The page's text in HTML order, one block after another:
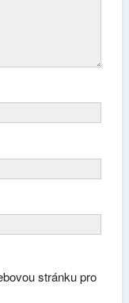
stránku pro